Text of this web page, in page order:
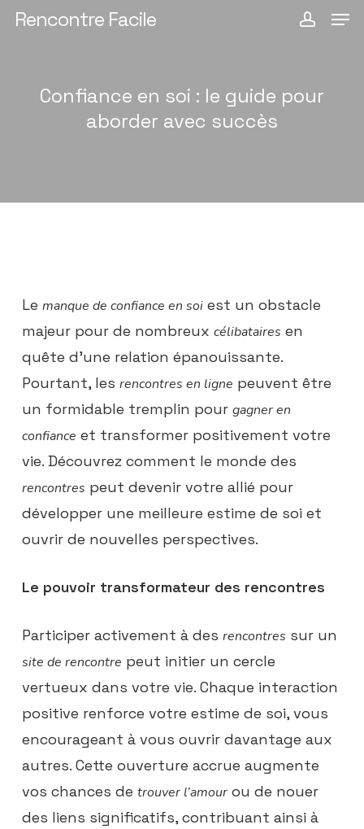
Passer
principal
Rencontre Facile
Confiance en soi : le guide pour
aborder avec succès
Le manque de confiance en soiest un obstacle
majeur pour de nombreux célibataires en
quête d’une relation épanouissante.
Pourtant, les rencontres en ligne peuvent être
un formidable tremplin pour gagner en
confiance et transformer positivement votre
vie. Découvrez comment le monde des
rencontres peut devenir votre allié pour
développer une meilleure estime de soi et
ouvrir de nouvelles perspectives.
Le pouvoir transformateur des rencontres
Participer activement à des rencontres sur un
site de rencontre peut initier un cercle
vertueux dans votre vie. Chaque interaction
positive renforce votre estime de soi, vous
encourageant à vous ouvrir davantage aux
autres. Cette ouverture accrue augmente
vos chances de trouver l’amourou de nouer
des liens significatifs, contribuant ainsi à